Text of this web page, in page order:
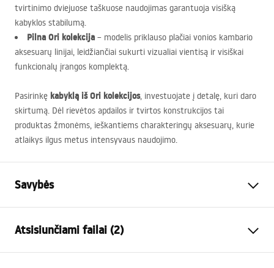
tvirtinimo dviejuose taškuose naudojimas garantuoja visišką
kabyklos stabilumą.
Pilna Ori kolekcija – modelis priklauso plačiai vonios kambario
aksesuarų linijai, leidžiančiai sukurti vizualiai vientisą ir visiškai
funkcionalų įrangos komplektą.
Pasirinkę kabyklą iš Ori kolekcijos, investuojate į detalę, kuri daro
skirtumą. Dėl rievėtos apdailos ir tvirtos konstrukcijos tai
produktas žmonėms, ieškantiems charakteringų aksesuarų, kurie
atlaikys ilgus metus intensyvaus naudojimo.
Savybės
Medžiaga
Montavimo būdas
Prisukamas
Atsisiunčiami failai (2)